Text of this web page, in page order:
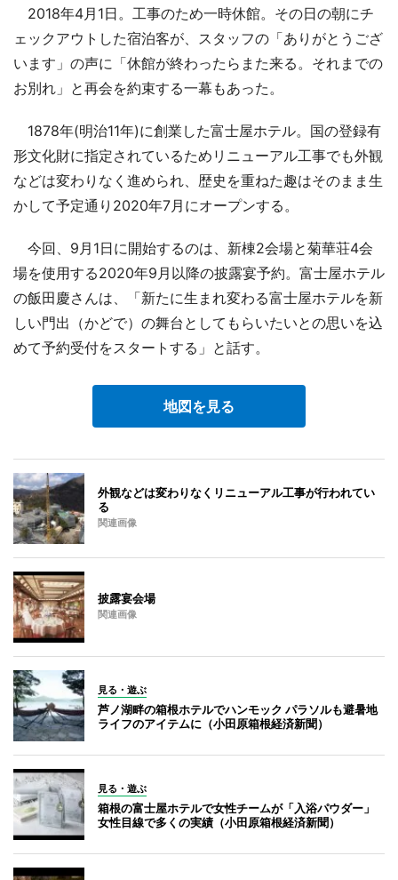
2018年4月1日。工事のため一時休館。その日の朝にチ
ェックアウトした宿泊客が、スタッフの「ありがとうござ
います」の声に「休館が終わったらまた来る。それまでの
お別れ」と再会を約束する一幕もあった。
1878年(明治11年)に創業した富士屋ホテル。国の登録有
形文化財に指定されているためリニューアル工事でも外観
などは変わりなく進められ、歴史を重ねた趣はそのまま生
かして予定通り2020年7月にオープンする。
今回、9月1日に開始するのは、新棟2会場と菊華荘4会
場を使用する2020年9月以降の披露宴予約。富士屋ホテル
の飯田慶さんは、「新たに生まれ変わる富士屋ホテルを新
しい門出（かどで）の舞台としてもらいたいとの思いを込
めて予約受付をスタートする」と話す。
地図を見る
外観などは変わりなくリニューアル工事が行われてい
る
関連画像
披露宴会場
関連画像
見る・遊ぶ
芦ノ湖畔の箱根ホテルでハンモック パラソルも避暑地
ライフのアイテムに（小田原箱根経済新聞）
見る・遊ぶ
箱根の富士屋ホテルで女性チームが「入浴パウダー」
女性目線で多くの実績（小田原箱根経済新聞）